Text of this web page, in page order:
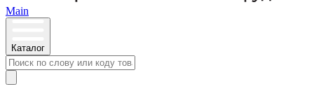
Main
Каталог